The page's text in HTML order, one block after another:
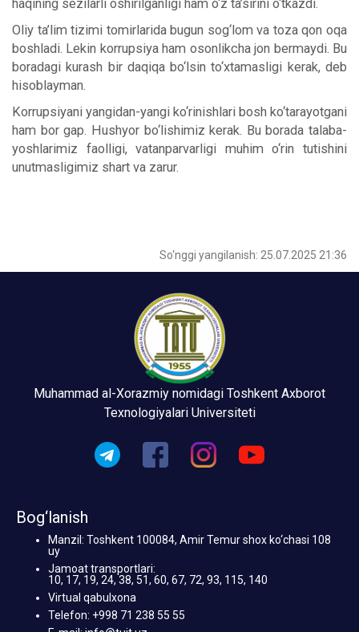
haqining sezilarli oshirilganligi ham o‘z ta’sirini o‘tkazdi.
Oliy ta’lim tizimi tomirlarida bugun sog‘lom va toza qon oqa
boshladi. Lekin korrupsiya ham osonlikcha jon bermaydi. Bu
boradagi kurash bir daqiqa bo‘lsin to‘xtamasligi kerak, deb
hisoblayman.
Korrupsiyani yangidan-yangi ko‘rinishlari bosh ko‘tarayotgani
ham bor gap. Hushyor bo‘lishimiz kerak. Bu borada talaba-
yoshlarimiz faolligi, vatanparvarligi muhim o‘rin tutishini
unutmasligimiz shart va zarur.
So‘nggi yangilanish: 25.07.2025 21:36
Muhammad al-Xorazmiy nomidagi Toshkent Axborot
Texnologiyalari Universiteti
Bog‘lanish
Manzil: Toshkent 100084, Amir Temur shox ko‘chasi 108
uy
Jamoat transportlari:
10, 17, 19, 24, 38, 51, 60, 67, 72, 93, 115, 140
Virtual qabulxona
Telefon: +998 71 238 55 55